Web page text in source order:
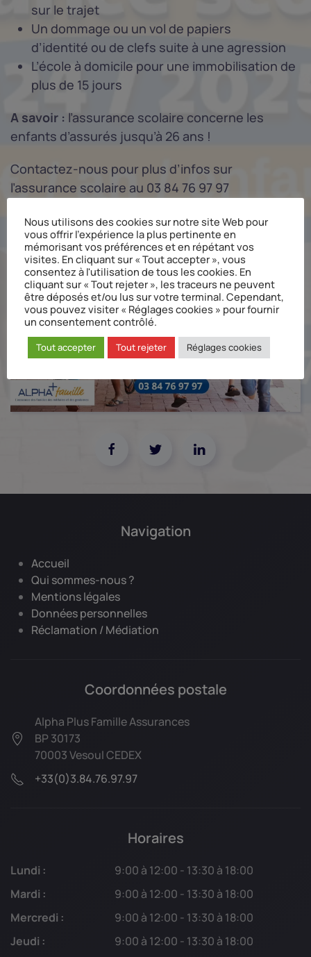
sur le trajet
Un dommage ou un vol de papiers
d’identité ou de clefs suite à une agression
L’école à domicile pour une immobilisation de
plus de 15 jours
A savoir : l’assurance scolaire concerne les
enfants d’assurés jusqu’à 26 ans !
Contactez-nous pour plus d’infos sur
l’assurance scolaire au 03 84 76 97 97
Navigation
Accueil
Qui sommes-nous ?
Mentions légales
Données personnelles
Réclamation / Médiation
Coordonnées postale
Alpha Plus Famille Assurances
BP 30173
70003 Vesoul CEDEX
+33(0)3.84.76.97.97
Horaires
Lundi :
9:00 à 12:00 - 13:30 à 18:00
Mardi :
9:00 à 12:00 - 13:30 à 18:00
Mercredi :
9:00 à 12:00 - 13:30 à 18:00
Jeudi :
9:00 à 12:00 - 13:30 à 18:00
Nous utilisons des cookies sur notre site Web pour
vous offrir l'expérience la plus pertinente en
mémorisant vos préférences et en répétant vos
visites. En cliquant sur « Tout accepter », vous
consentez à l'utilisation de tous les cookies. En
cliquant sur « Tout rejeter », les traceurs ne peuvent
être déposés et/ou lus sur votre terminal. Cependant,
vous pouvez visiter « Réglages cookies » pour fournir
un consentement contrôlé.
Tout accepter Tout rejeter Réglages cookies